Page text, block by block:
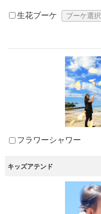
生花ブーケ ブーケ選択
フラワーシャワー
キッズアテンド